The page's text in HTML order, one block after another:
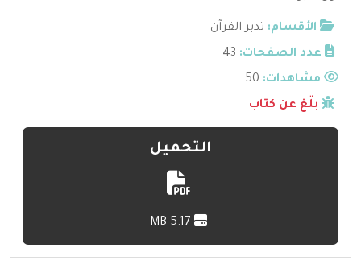
الأقسام: تدبر القرآن
عدد الصفحات: 43
مشاهدات:
بلّغ عن كتاب
التحميل